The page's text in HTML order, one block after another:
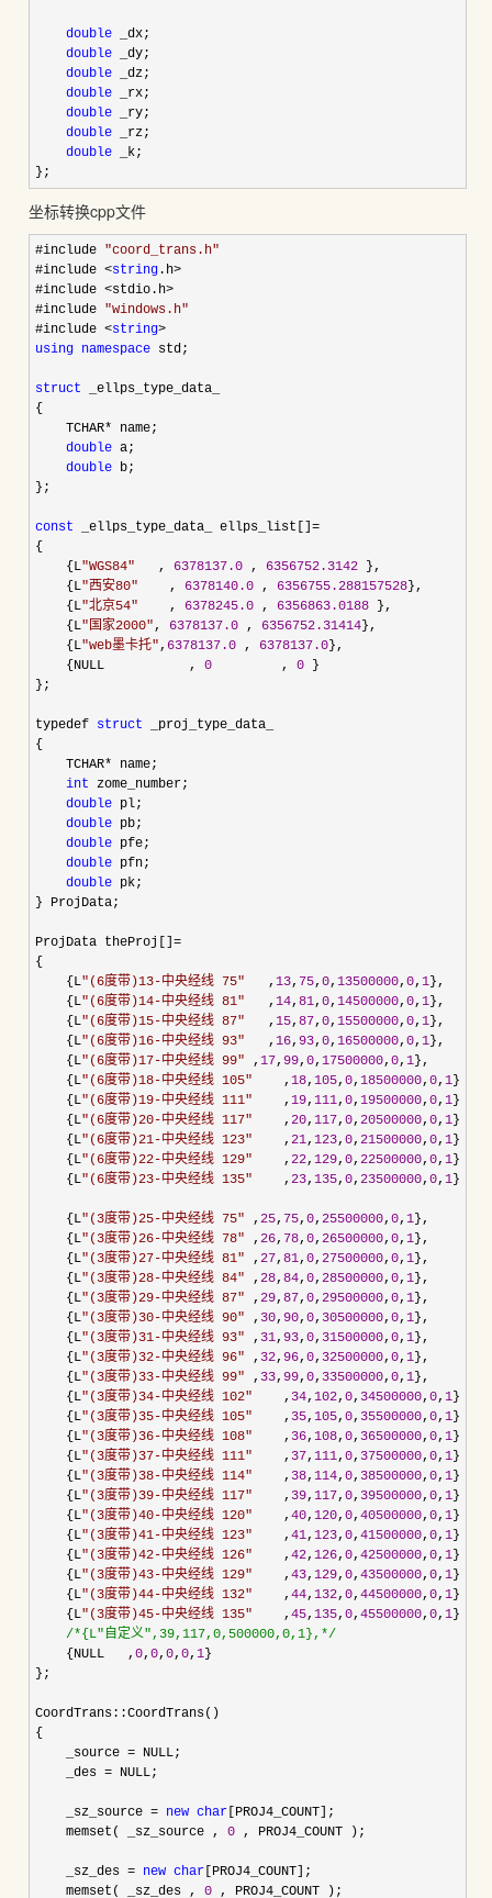
double _dx;
double _dy;
double _dz;
double _rx;
double _ry;
double _rz;
double _k;
};
坐标转换cpp文件
#include "coord_trans.h"
#include <string .h>
#include <stdio.h>
#include "windows.h"
#include <string
using namespace std;
struct _ellps_type_data_
{
    TCHAR
* name;
double a;
double b;
};
const _ellps_type_data_ ellps_list[]=
{
    {L
"WGS84"
   ,
6378137.0 , 6356752.3142 },
    {L
"西安80"
    ,
6378140.0 , 6356755.288157528 },
    {L
"北京54"
    ,
6378245.0 , 6356863.0188 },
    {L
"国家2000", 6378137.0 , 6356752.31414 },
    {L
"web墨卡托", 6378137.0 , 6378137.0 },
    {NULL           ,
0
         ,
0 }
};
typedef struct _proj_type_data_
{
    TCHAR
* name;
int zome_number;
double pl;
double pb;
double pfe;
double pfn;
double pk;
} ProjData;
ProjData theProj[]=
{
    {L
" (6度带)13-中央经线 75"
   ,
13, 75,0,13500000,0,1 },
    {L
" (6度带)14-中央经线 81"
   ,
14,81,0,14500000,0,1 },
    {L
" (6度带)15-中央经线 87"
   ,
15,87,0,15500000,0,1 },
    {L
" (6度带)16-中央经线 93"
   ,
16,93,0,16500000,0,1 },
    {L
" (6度带)17-中央经线 99" ,17,99,0,17500000,0,1 },
    {L
" (6度带)18-中央经线 105"
    ,
18,105,0,18500000,0,1 },
    {L
" (6度带)19-中央经线 111"
    ,
19,111,0,19500000,0,1 },
    {L
" (6度带)20-中央经线 117"
    ,
20,117,0,20500000,0,1 },
    {L
" (6度带)21-中央经线 123"
    ,
21,123,0,21500000,0,1 },
    {L
" (6度带)22-中央经线 129"
    ,
22,129,0,22500000,0,1 },
    {L
" (6度带)23-中央经线 135"
    ,
23,135,0,23500000,0,1 },
    {L
" (3度带)25-中央经线 75" ,25, 75,0,25500000,0,1 },
    {L
" (3度带)26-中央经线 78" ,26, 78,0,26500000,0,1 },
    {L
" (3度带)27-中央经线 81" ,27,81,0,27500000,0,1 },
    {L
" (3度带)28-中央经线 84" ,28,84,0,28500000,0,1 },
    {L
" (3度带)29-中央经线 87" ,29,87,0,29500000,0,1 },
    {L
" (3度带)30-中央经线 90" , 30,90,0, 30500000,0,1 },
    {L
" (3度带)31-中央经线 93" , 31,93,0, 31500000,0,1 },
    {L
" (3度带)32-中央经线 96" , 32,96,0, 32500000,0,1 },
    {L
" (3度带)33-中央经线 99" , 33,99,0, 33500000,0,1 },
    {L
" (3度带)34-中央经线 102"
    ,
34,102,0, 34500000,0,1 },
    {L
" (3度带)35-中央经线 105"
    ,
35,105,0, 35500000,0,1 },
    {L
" (3度带)36-中央经线 108"
    ,
36,108,0, 36500000,0,1 },
    {L
" (3度带)37-中央经线 111"
    ,
37,111,0, 37500000,0,1 },
    {L
" (3度带)38-中央经线 114"
    ,
38,114,0, 38500000,0,1 },
    {L
" (3度带)39-中央经线 117"
    ,
39,117,0, 39500000,0,1 },
    {L
" (3度带)40-中央经线 120"
    ,
40,120,0,40500000,0,1 },
    {L
" (3度带)41-中央经线 123"
    ,
41,123,0,41500000,0,1 },
    {L
" (3度带)42-中央经线 126"
    ,
42,126,0,42500000,0,1 },
    {L
" (3度带)43-中央经线 129"
    ,
43,129,0,43500000,0,1 },
    {L
" (3度带)44-中央经线 132"
    ,
44,132,0,44500000,0,1 },
    {L
" (3度带)45-中央经线 135"
    ,
45,135,0,45500000,0,1 },
/*{L"自定义",39,117,0,500000,0,1}, */
    {NULL   ,
0,0,0,0,1 }
};
CoordTrans::CoordTrans()
{
    _source
= NULL;
    _des
= NULL;
    _sz_source
= new char [PROJ4_COUNT];
    memset( _sz_source ,
0 , PROJ4_COUNT );
    _sz_des
= new char [PROJ4_COUNT];
    memset( _sz_des ,
0 , PROJ4_COUNT );